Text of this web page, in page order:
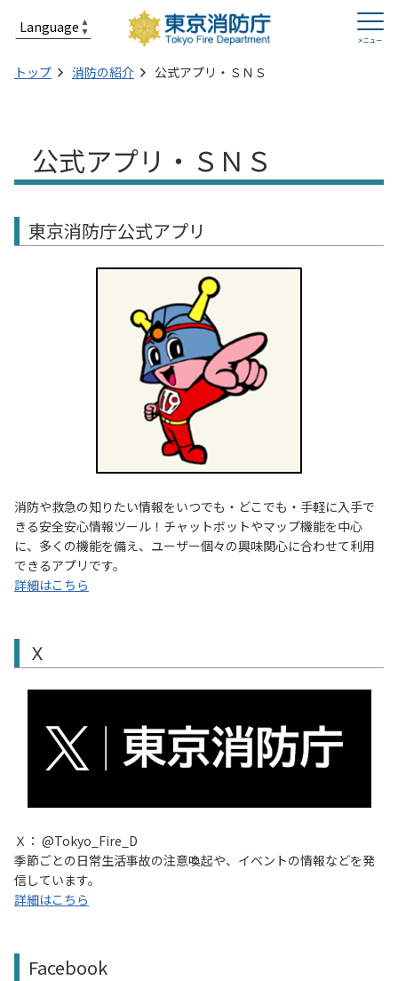
トップ 消防の紹介 公式アプリ・ＳＮＳ
公式アプリ・ＳＮＳ
東京消防庁公式アプリ
消防や救急の知りたい情報をいつでも・どこでも・手軽に入手で
きる安全安心情報ツール！チャットボットやマップ機能を中心
に、多くの機能を備え、ユーザー個々の興味関心に合わせて利用
できるアプリです。
詳細はこちら
Ｘ
Ｘ： @Tokyo_Fire_D
季節ごとの日常生活事故の注意喚起や、イベントの情報などを発
信しています。
詳細はこちら
Facebook